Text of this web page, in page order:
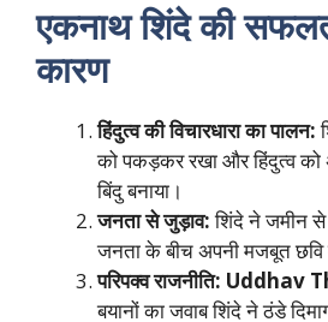
एकनाथ शिंदे की
कारण
हिंदुत्व की विचारधारा का पालन:
को पकड़कर रखा और हिंदुत्व को
बिंदु बनाया।
जनता से जुड़ाव:शिंदे ने जमीन से
जनता के बीच अपनी मजबूत छवि
परिपक्व राजनीति: Uddhav
बयानों का जवाब शिंदे ने ठंडे